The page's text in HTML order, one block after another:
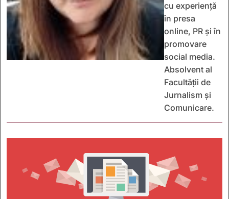
cu experiență
în presa
online, PR și în
promovare
social media.
Absolvent al
Facultății de
Jurnalism și
Comunicare.